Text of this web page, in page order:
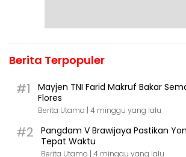
Berita Terpopuler
#1
Mayjen TNI Farid Makruf Bakar
Flores
Berita Utama | 4 minggu yang lalu
#2
Pangdam V Brawijaya Pastikan
Tepat Waktu
Berita Utama | 4 minggu yang lalu